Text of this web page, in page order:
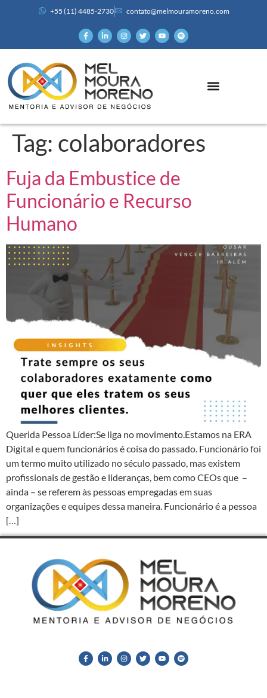
+55 (11) 4485-2730 contato@melmouramoreno.com
Tag: colaboradores
Fuja da Embustice de
Funcionário e Recurso
Humano
Querida Pessoa Líder:Se liga no movimento.Estamos na ERA
Digital e quem funcionários é coisa do passado. Funcionário foi
um termo muito utilizado no século passado, mas existem
profissionais de gestão e lideranças, bem como CEOs que –
ainda – se referem às pessoas empregadas em suas
organizações e equipes dessa maneira. Funcionário é a pessoa
[…]